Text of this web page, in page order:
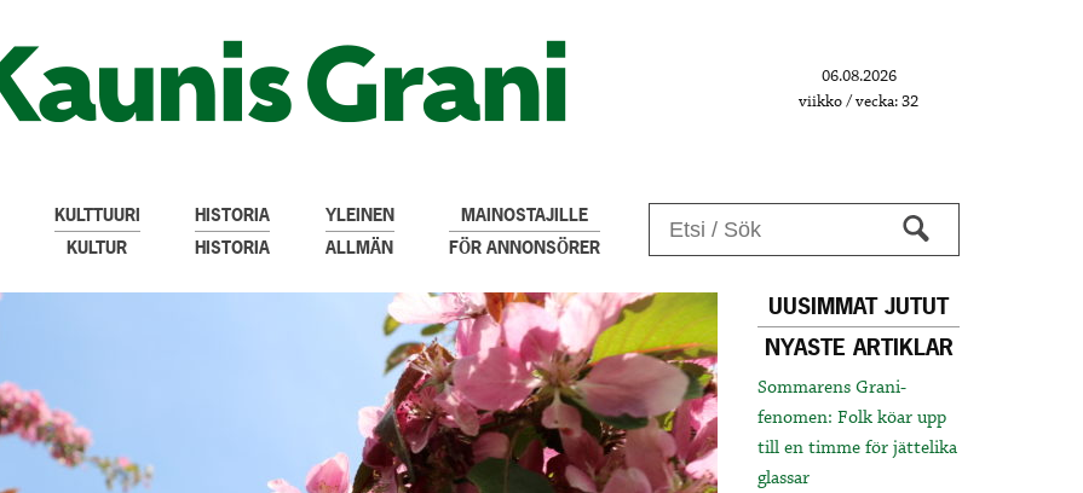
06.08.2026
viikko / vecka: 32
KULTTUURI
KULTUR
HISTORIA
HISTORIA
YLEINEN
ALLMÄN
MAINOSTAJILLE
FÖR ANNONSÖRER
UUSIMMAT JUTUT
NYASTE ARTIKLAR
Sommarens Grani-
fenomen: Folk köar upp
till en timme för jättelika
glassar